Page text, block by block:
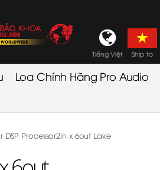
Tiếng Việt Ship to
Loa Chính Hãng Pro Audio
DSP Processor2in x 6out Lake